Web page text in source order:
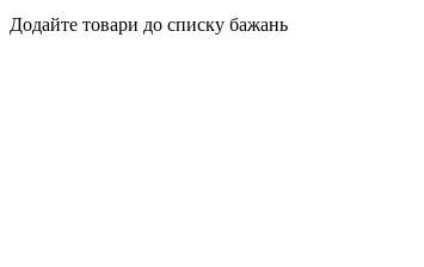
Додайте товари до списку бажань